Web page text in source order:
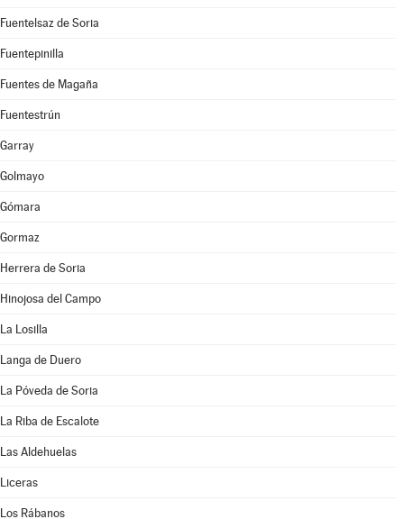
Fuentelsaz de Soria
Fuentepinilla
Fuentes de Magaña
Fuentestrún
Garray
Golmayo
Gómara
Gormaz
Herrera de Soria
Hinojosa del Campo
La Losilla
Langa de Duero
La Póveda de Soria
La Riba de Escalote
Las Aldehuelas
Liceras
Los Rábanos